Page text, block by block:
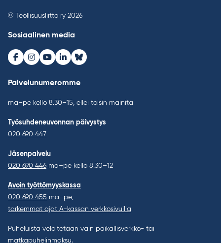
© Teollisuusliitto ry 2026
Sosiaalinen media
Facebook
Instagram
Youtube
LinkedInBluesky
Palvelunumeromme
ma–pe kello 8.30–15, ellei toisin mainita
Työsuhdeneuvonnan päivystys
020 690 447
Jäsenpalvelu
020 690 446 ma–pe kello 8.30–12
Avoin työttömyyskassa
020 690 455 ma–pe,
tarkemmat ajat A-kassan verkkosivuilla
Puheluista veloitetaan vain paikallisverkko- tai
matkapuhelinmaksu.